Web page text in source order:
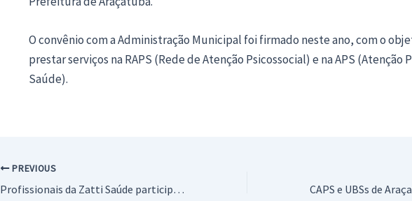
O convênio com a Administração Municipal foi firmado neste ano, com o
prestar serviços na RAPS (Rede de Atenção Psicossocial) e na APS (Atenção
Saúde).
Post
navigation
PREVIOUS
Profissionais da Zatti Saúde participam do III Congresso Internacional de Saúde Mental em São Paulo